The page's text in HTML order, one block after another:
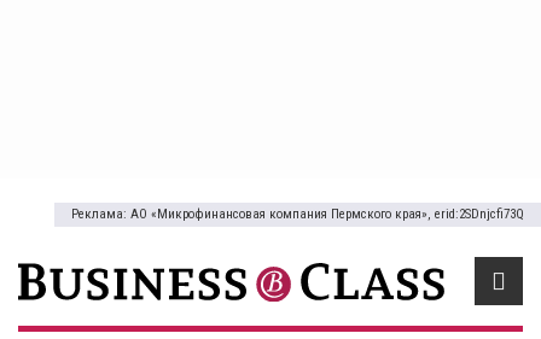
Реклама: АО «Микрофинансовая компания Пермского края», erid:2SDnjcfi73Q